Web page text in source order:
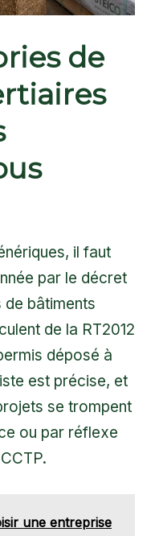
de
il faut
par le décret
de bâtiments
de la RT2012
déposé à
est précise, et
se trompent
ou par réflexe
une entreprise